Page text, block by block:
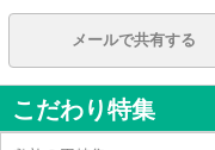
メールで共有する
こだわり特集